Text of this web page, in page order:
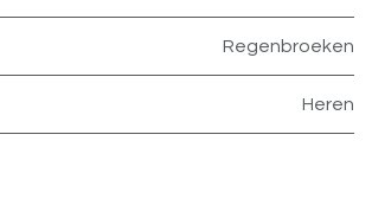
Regenbroeken
Heren